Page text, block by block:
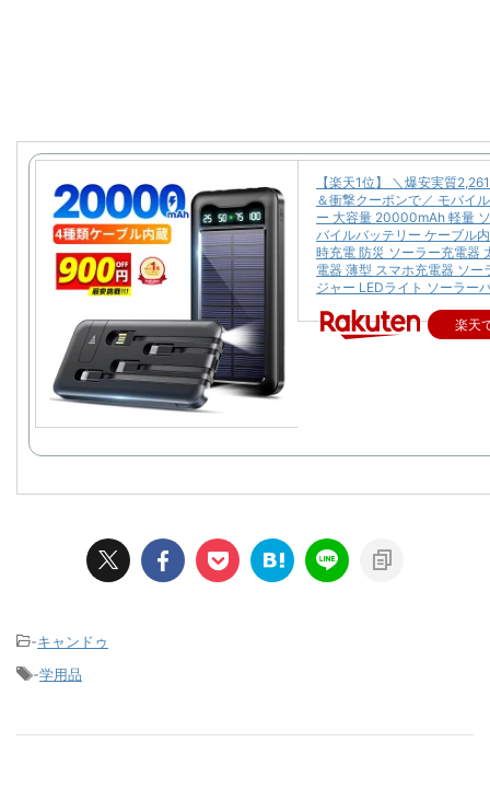
【楽天1位】 ＼爆安実質
＆衝撃クーポンで／ モバイ
ー 大容量 20000mAh 軽量
バイルバッテリー ケーブル
時充電 防災 ソーラー充電器
電器 薄型 スマホ充電器 ソー
ジャー LEDライト ソーラー
楽天
-キャンドゥ
-学用品